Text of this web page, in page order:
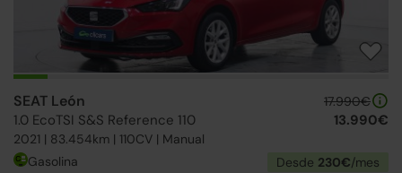
SEAT León
1.0 EcoTSI S&S Reference 110
2021 | 83.454km | 110CV | Manual
17.990€
13.990€
Gasolina Desde 230€/mes